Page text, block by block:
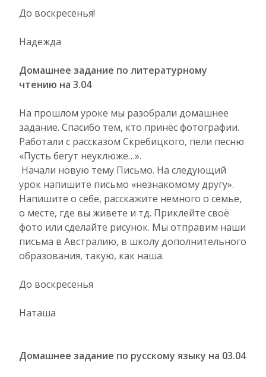
До воскресенья!
Надежда
Домашнее задание по литературному
чтению на 3.04
На прошлом уроке мы разобрали домашнее
задание. Спасибо тем, кто принёс фотографии.
Работали с рассказом Скребицкого, пели песню
«Пусть бегут неуклюже…».
Начали новую тему Письмо. На следующий
урок напишите письмо «незнакомому другу».
Напишите о себе, расскажите немного о семье,
о месте, где вы живете и тд. Приклейте своё
фото или сделайте рисунок. Мы отправим наши
письма в Австралию, в школу дополнительного
образования, такую, как наша.
До воскресенья
Наташа
Домашнее задание по русскому языку на 03.04